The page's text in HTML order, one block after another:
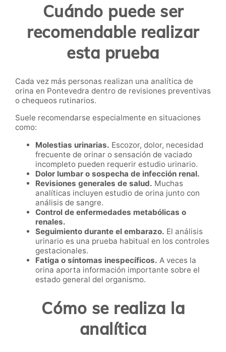
Cuándo puede ser
recomendable realizar
esta prueba
Cada vez más personas realizan una analítica de
orina en Pontevedra dentro de revisiones preventivas
o chequeos rutinarios.
Suele recomendarse especialmente en situaciones
como:
Molestias urinarias. Escozor, dolor, necesidad
frecuente de orinar o sensación de vaciado
incompleto pueden requerir estudio urinario.
Dolor lumbar o sospecha de infección renal.
Revisiones generales de salud. Muchas
analíticas incluyen estudio de orina junto con
análisis de sangre.
Control de enfermedades metabólicas o
renales.
Seguimiento durante el embarazo. El análisis
urinario es una prueba habitual en los controles
gestacionales.
Fatiga o síntomas inespecíficos. A veces la
orina aporta información importante sobre el
estado general del organismo.
Cómo se realiza la
analítica